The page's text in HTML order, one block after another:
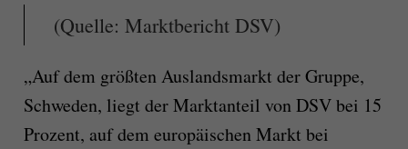
(Quelle: Marktbericht DSV)
„Auf dem größten Auslandsmarkt der Gruppe,
Schweden, liegt der Marktanteil von DSV bei 15
Prozent, auf dem europäischen Markt bei